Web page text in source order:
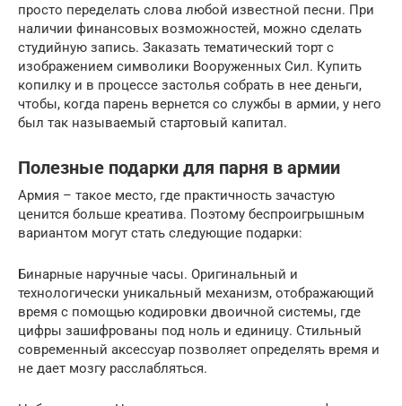
просто переделать слова любой известной песни. При
наличии финансовых возможностей, можно сделать
студийную запись. Заказать тематический торт с
изображением символики Вооруженных Сил. Купить
копилку и в процессе застолья собрать в нее деньги,
чтобы, когда парень вернется со службы в армии, у него
был так называемый стартовый капитал.
Полезные подарки для парня в армии
Армия – такое место, где практичность зачастую
ценится больше креатива. Поэтому беспроигрышным
вариантом могут стать следующие подарки:
Бинарные наручные часы. Оригинальный и
технологически уникальный механизм, отображающий
время с помощью кодировки двоичной системы, где
цифры зашифрованы под ноль и единицу. Стильный
современный аксессуар позволяет определять время и
не дает мозгу расслабляться.